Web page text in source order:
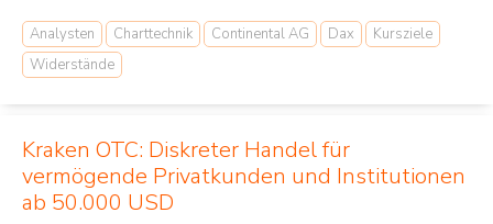
Analysten Charttechnik Continental AG Dax
Kursziele
Widerstände
Kraken OTC: Diskreter Handel für
vermögende Privatkunden und Institutionen
ab 50.000 USD